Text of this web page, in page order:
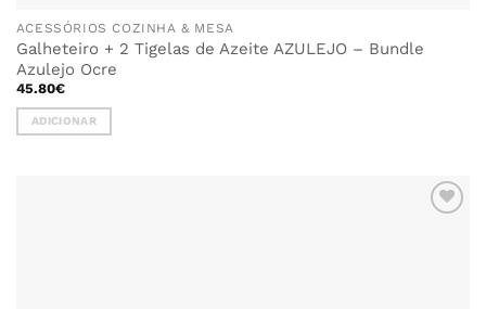
ACESSÓRIOS COZINHA & MESA
Galheteiro + 2 Tigelas de Azeite AZULEJO – Bundle
Azulejo Ocre
45.80€
ADICIONAR